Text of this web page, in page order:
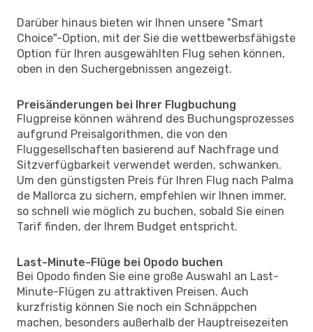
Darüber hinaus bieten wir Ihnen unsere "Smart
Choice"-Option, mit der Sie die wettbewerbsfähigste
Option für Ihren ausgewählten Flug sehen können,
oben in den Suchergebnissen angezeigt.
Preisänderungen bei Ihrer Flugbuchung
Flugpreise können während des Buchungsprozesses
aufgrund Preisalgorithmen, die von den
Fluggesellschaften basierend auf Nachfrage und
Sitzverfügbarkeit verwendet werden, schwanken.
Um den günstigsten Preis für Ihren Flug nach Palma
de Mallorca zu sichern, empfehlen wir Ihnen immer,
so schnell wie möglich zu buchen, sobald Sie einen
Tarif finden, der Ihrem Budget entspricht.
Last-Minute-Flüge bei Opodo buchen
Bei Opodo finden Sie eine große Auswahl an Last-
Minute-Flügen zu attraktiven Preisen. Auch
kurzfristig können Sie noch ein Schnäppchen
machen, besonders außerhalb der Hauptreisezeiten